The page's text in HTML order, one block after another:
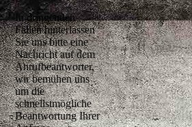
In dringenden
Fällen hinterlassen
Sie uns bitte eine
Nachricht auf dem
Anrufbeantworter,
wir bemühen uns
um die
schnellstmögliche
Beantwortung Ihrer